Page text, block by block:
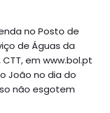
no Posto de
de Águas da
em www.bol.pt
João no dia do
não esgotem